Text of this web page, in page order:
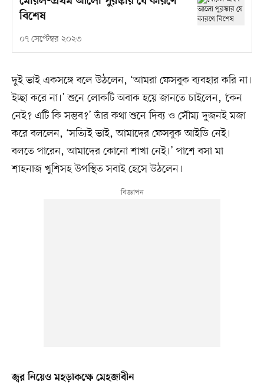
বিশেষ
০৭ সেপ্টেম্বর ২০২৩
দুই ভাই একসঙ্গে বলে উঠলেন, ‘আমরা ফেসবুক ব্যবহার করি না।
ইচ্ছা করে না।’ শুনে লোকটি অবাক হয়ে জানতে চাইলেন, ‘কেন
নেই? এটি কি সম্ভব?’ তাঁর কথা শুনে দিব্য ও সৌম্য দুজনই মজা
করে বললেন, ‘সত্যিই ভাই, আমাদের ফেসবুক আইডি নেই।
বলতে পারেন, আমাদের কোনো শাখা নেই।’ পাশে বসা মা
শাহনাজ খুশিসহ উপস্থিত সবাই হেসে উঠলেন।
জ্বর নিয়েও মহড়াকক্ষে মেহজাবীন